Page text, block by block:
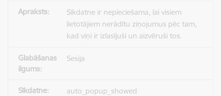
Sīkdatne ir nepieciešama, lai visiem
lietotājiem nerādītu ziņojumus pēc tam,
kad viņi ir izlasījuši un aizvēruši tos.
Sesija
auto_popup_showed